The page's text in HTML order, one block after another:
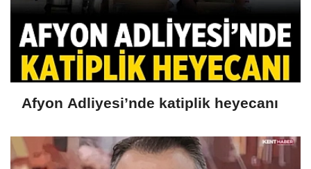
Afyon Adliyesi’nde katiplik heyecanı